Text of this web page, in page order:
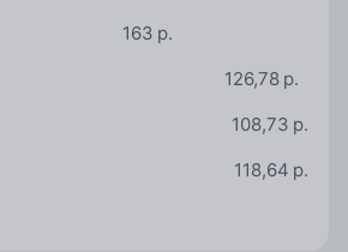
163 р.
126,78 р.
108,73 р.
118,64 р.